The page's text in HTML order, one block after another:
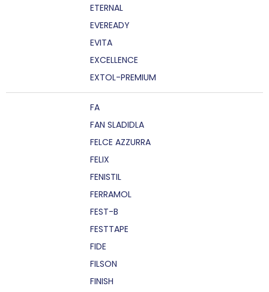
ETERNAL
EVEREADY
EVITA
EXCELLENCE
EXTOL-PREMIUM
FA
FAN SLADIDLA
FELCE AZZURRA
FELIX
FENISTIL
FERRAMOL
FEST-B
FESTTAPE
FIDE
FILSON
FINISH